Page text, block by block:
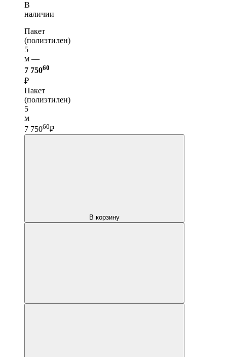
В
наличии
Пакет
(полиэтилен)
5
м —
7 75060
₽
Пакет
(полиэтилен)
5
м
7 75060₽
В корзину